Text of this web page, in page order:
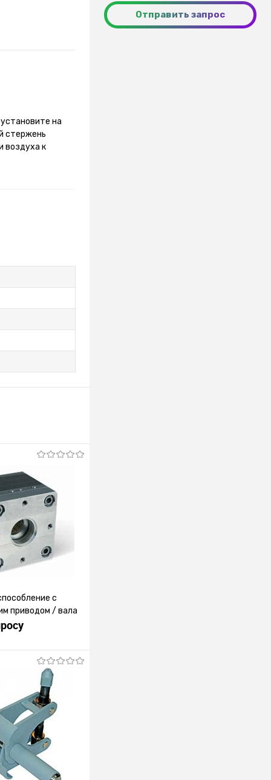
на
стержень
воздуха к
с
приводом / вала
цену
К сравнению
Под заказ
Отправить запрос